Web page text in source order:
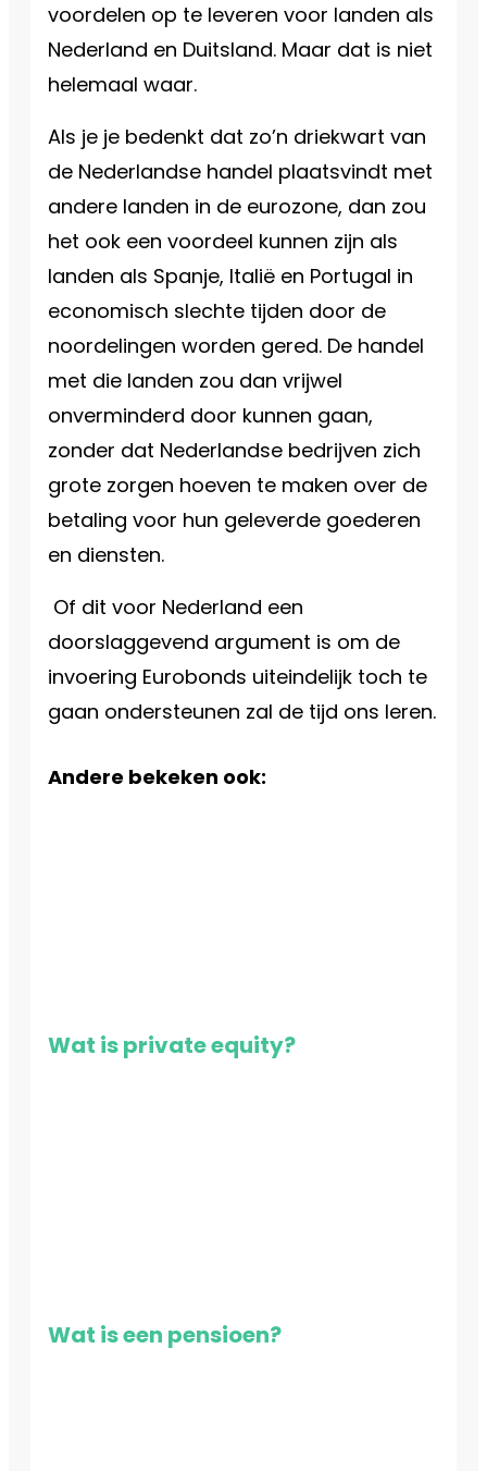
voordelen op te leveren voor landen als
Nederland en Duitsland. Maar dat is niet
helemaal waar.
Als je je bedenkt dat zo’n driekwart van
de Nederlandse handel plaatsvindt met
andere landen in de eurozone, dan zou
het ook een voordeel kunnen zijn als
landen als Spanje, Italië en Portugal in
economisch slechte tijden door de
noordelingen worden gered. De handel
met die landen zou dan vrijwel
onverminderd door kunnen gaan,
zonder dat Nederlandse bedrijven zich
grote zorgen hoeven te maken over de
betaling voor hun geleverde goederen
en diensten.
Of dit voor Nederland een
doorslaggevend argument is om de
invoering Eurobonds uiteindelijk toch te
gaan ondersteunen zal de tijd ons leren.
Andere bekeken ook:
Wat is private equity?
Wat is een pensioen?